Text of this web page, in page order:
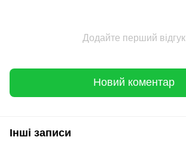
Додайте перший відгук
Новий коментар
Інші записи